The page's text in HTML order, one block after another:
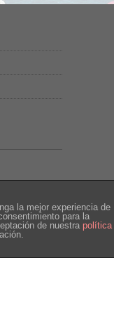
la mejor experiencia de
para la
de nuestra política